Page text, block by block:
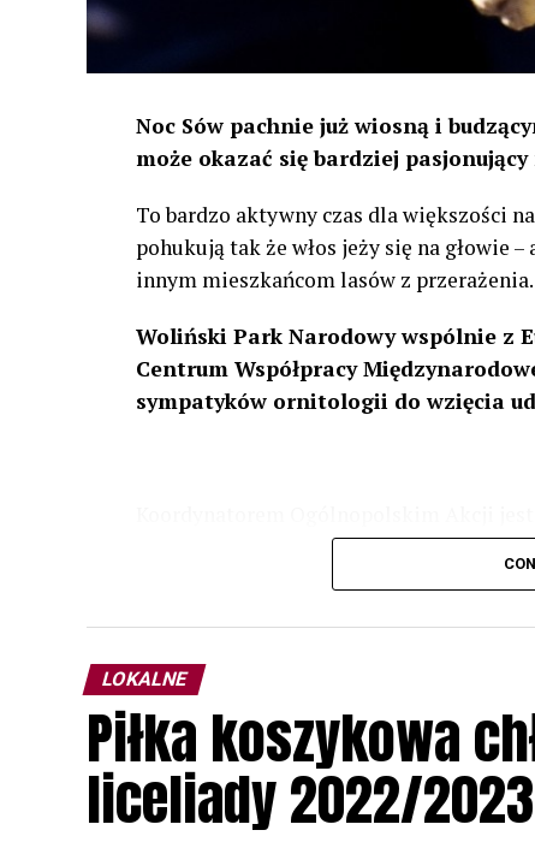
Noc Sów pachnie już wiosną i
może okazać się bardziej
To bardzo aktywny czas dla większości
pohukują tak że włos jeży się na głowie
innym mieszkańcom lasów z
Woliński Park Narodowy wspólnie z
Centrum Współpracy
sympatyków ornitologii do wzięcia
odbędzie się w dniach24 i 25 lutego
Wszystkich uczestników zapraszamy do
rozpoznawanie głosów sów i wymianę
zapisy.
LOKALNE
Piłka koszykowa
liceliady 2022/2023